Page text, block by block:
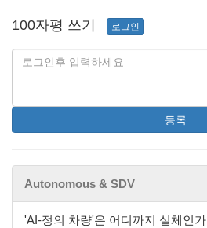
100자평 쓰기 로그인
등록
Autonomous & SDV
'AI-정의 차량'은 어디까지 실체인가